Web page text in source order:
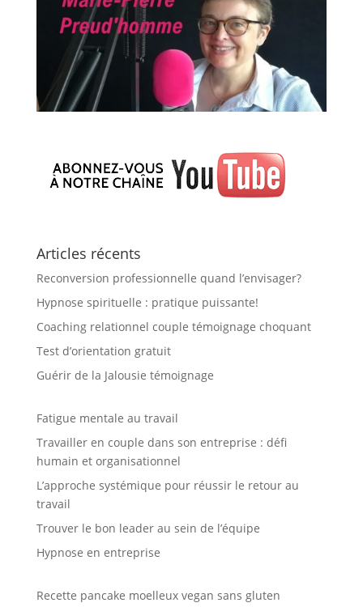
Articles récents
Reconversion professionnelle quand l’envisager?
Hypnose spirituelle : pratique puissante!
Coaching relationnel couple témoignage choquant
Test d’orientation gratuit
Guérir de la Jalousie témoignage
Fatigue mentale au travail
Travailler en couple dans son entreprise : défi
humain et organisationnel
L’approche systémique pour réussir le retour au
travail
Trouver le bon leader au sein de l’équipe
Hypnose en entreprise
Recette pancake moelleux vegan sans gluten